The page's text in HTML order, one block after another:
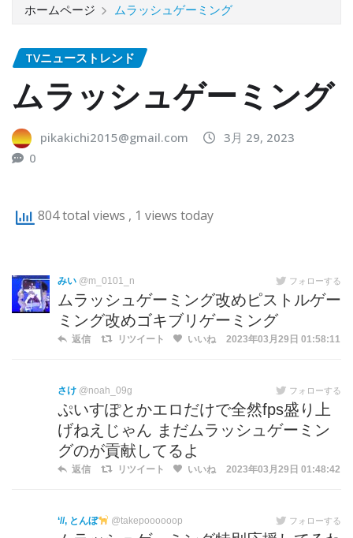
ホームページ ムラッシュゲーミング
TVニューストレンド
ムラッシュゲーミング
pikakichi2015@gmail.com
3月 29, 2023
0
804 total views , 1 views today
みい @m_0101_n フォローする
ムラッシュゲーミング改めピストルゲー
ミング改めゴキブリゲーミング
返信 リツイート いいね 2023年03月29日 01:58:11
さけ @noah_09g フォローする
ぷいすぽとかエロだけで全然fps盛り上
げねえじゃん まだムラッシュゲーミン
グのが貢献してるよ
返信 リツイート いいね 2023年03月29日 01:48:42
‘//, とんぼ @takepoooooop フォローする